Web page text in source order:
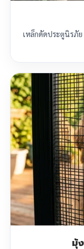
เหล็กดัดประตูนิรภั
มุ้